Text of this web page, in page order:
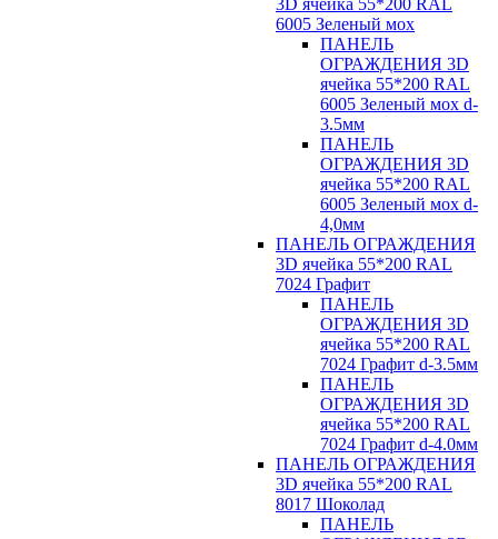
3D ячейка 55*200 RAL
6005 Зеленый мох
ПАНЕЛЬ
ОГРАЖДЕНИЯ 3D
ячейка 55*200 RAL
6005 Зеленый мох d-
3.5мм
ПАНЕЛЬ
ОГРАЖДЕНИЯ 3D
ячейка 55*200 RAL
6005 Зеленый мох d-
4,0мм
ПАНЕЛЬ ОГРАЖДЕНИЯ
3D ячейка 55*200 RAL
7024 Графит
ПАНЕЛЬ
ОГРАЖДЕНИЯ 3D
ячейка 55*200 RAL
7024 Графит d-3.5мм
ПАНЕЛЬ
ОГРАЖДЕНИЯ 3D
ячейка 55*200 RAL
7024 Графит d-4.0мм
ПАНЕЛЬ ОГРАЖДЕНИЯ
3D ячейка 55*200 RAL
8017 Шоколад
ПАНЕЛЬ